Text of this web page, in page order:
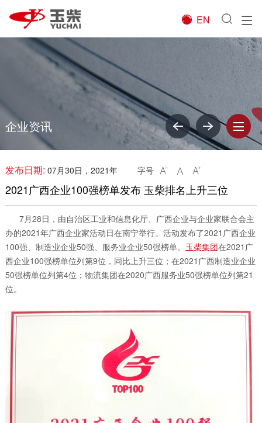

EN
企业资讯
发布日期: 07月30日，2021年 字号   
2021广西企业100强榜单发布 玉柴排名上升三位
7月28日，由自治区工业和信息化厅、广西企业与企业家联合会主
办的2021年广西企业家活动日在南宁举行。活动发布了2021广西企业
100强、制造业企业50强、服务业企业50强榜单。 玉柴集团在2021广
西企业100强榜单位列第9位，同比上升三位；在2021广西制造业企业
50强榜单位列第4位；物流集团在2020广西服务业50强榜单位列第21
位。